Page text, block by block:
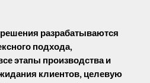
разрабатываются
подхода,
этапы производства и
клиентов, целевую